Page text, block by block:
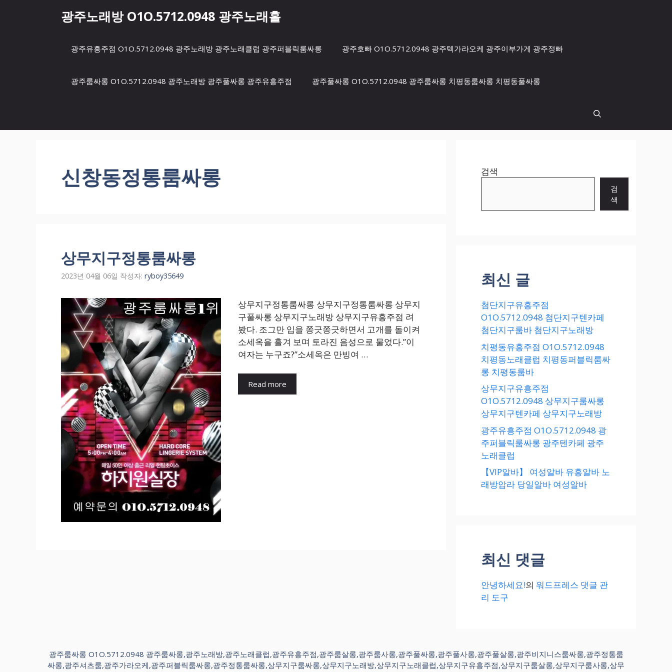
광주노래방 O1O.5712.0948 광주노래홀
광주유흥주점 O1O.5712.0948 광주노래방 광주노래클럽 광주퍼블릭룸싸롱 광주호빠 O1O.5712.0948 광주텍가라오케 광주이부가게 광주정빠
광주룸싸롱 O1O.5712.0948 광주노래방 광주풀싸롱 광주유흥주점 광주풀싸롱 O1O.5712.0948 광주룸싸롱 치평동룸싸롱 치평동풀싸롱
신창동정통룸싸롱
상무지구정통룸싸롱
2023년 04월 06일 작성자: ryboy35649
상무지구정통룸싸롱 상무지구정통룸싸롱 상무지
구풀싸롱 상무지구노래방 상무지구유흥주점 려
봤다. 조그만 입을 쫑긋쫑긋하면서 고개를 돌이켜
소세옥을 흘겨 보며 토라진 음성으로 물었다.”이
여자는 누구죠?”소세옥은 만빙여 …
Read more
검색
검
색
최신 글
첨단지구유흥주점
O1O.5712.0948 첨단지구텐카페
첨단지구룸바 첨단지구노래방
치평동유흥주점 O1O.5712.0948
치평동노래클럽 치평동퍼블릭룸싸
롱 치평동룸바
상무지구유흥주점
O1O.5712.0948 상무지구룸싸롱
상무지구텐카페 상무지구노래방
광주유흥주점 O1O.5712.0948 광
주퍼블릭룸싸롱 광주텐카페 광주
노래클럽
【VIP알바】 여성알바 유흥알바 노
래방압라 당일알바 여성알바
최신 댓글
안녕하세요!의 워드프레스 댓글 관
리 도구
광주룸싸롱 O1O.5712.0948 광주룸싸롱,광주노래방,광주노래클럽,광주유흥주점,광주룸살롱,광주룸사롱,광주풀싸롱,광주풀사롱,광주풀살롱,광주비지니스룸싸롱,광주정통룸
싸롱,광주셔츠룸,광주가라오케,광주퍼블릭룸싸롱,광주정통룸싸롱,상무지구룸싸롱,상무지구노래방,상무지구노래클럽,상무지구유흥주점,상무지구룸살롱,상무지구룸사롱,상무